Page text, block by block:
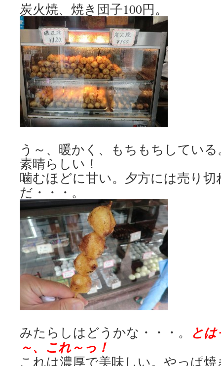
炭火焼、焼き団子100円。
う～、暖かく、もちもちしてい
素晴らしい！
噛むほどに甘い。夕方には売り
だ・・・。
みたらしはどうかな・・・。
と
～、これ～っ！
これは濃厚で美味しい。やっぱ